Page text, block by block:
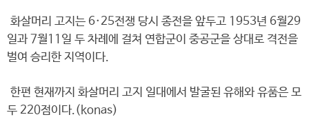
화살머리 고지는 6·25전쟁 당시 종전을 앞두고 1953년 6월29
일과 7월11일 두 차례에 걸쳐 연합군이 중공군을 상대로 격전을
벌여 승리한 지역이다.
한편 현재까지 화살머리 고지 일대에서 발굴된 유해와 유품은 모
두 220점이다.(konas)